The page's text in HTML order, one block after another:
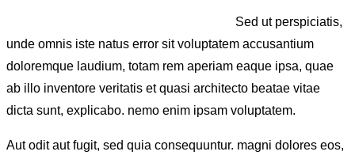
Sed ut perspiciatis,
unde omnis iste natus error sit voluptatem accusantium
doloremque laudium, totam rem aperiam eaque ipsa, quae
ab illo inventore veritatis et quasi architecto beatae vitae
dicta sunt, explicabo. nemo enim ipsam voluptatem.
Aut odit aut fugit, sed quia consequuntur. magni dolores eos,